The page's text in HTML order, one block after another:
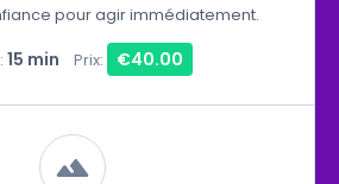
pour agir immédiatement.
15 min Prix: €40.00